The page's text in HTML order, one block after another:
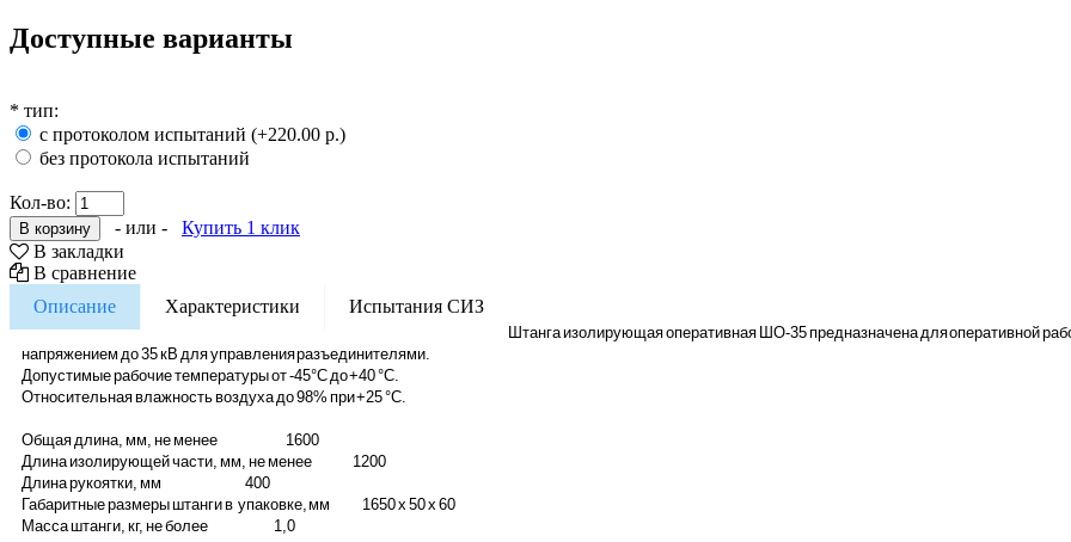
Доступные варианты
* тип:
с протоколом испытаний (+220.00 р.)
без протокола испытаний
Кол-во:
- или -
Купить 1 клик
В закладки
В сравнение
Описание
Характеристики Испытания СИЗ
Штанга изолирующая оперативная ШО-35 предназначена для оперативной
напряжением до 35 кВ для управления разъединителями.
Допустимые рабочие температуры от -45°С до +40 °С.
Относительная влажность воздуха до 98% при +25 °С.
Общая длина, мм, не менее 1600
Длина изолирующей части, мм, не менее 1200
Длина рукоятки, мм 400
Габаритные размеры штанги в упаковке, мм 1650 x 50 x 60
Масса штанги, кг, не более 1,0